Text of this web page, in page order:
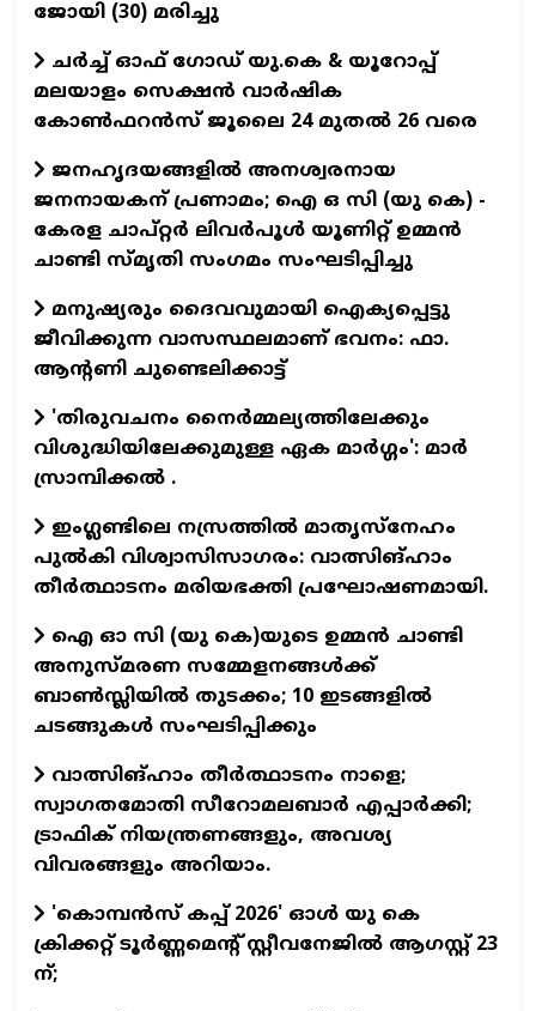
ജോയി (30) മരിച്ചു
ചർച്ച് ഓഫ് ഗോഡ് യു.കെ & യൂറോപ്പ്
മലയാളം സെക്ഷൻ വാർഷിക
കോൺഫറൻസ് ജൂലൈ 24 മുതൽ 26 വരെ
ജനഹൃദയങ്ങളില്‍ അനശ്വരനായ
ജനനായകന് പ്രണാമം; ഐ ഒ സി (യു കെ) -
കേരള ചാപ്റ്റര്‍ ലിവര്‍പൂള്‍ യൂണിറ്റ് ഉമ്മന്‍
ചാണ്ടി സ്മൃതി സംഗമം സംഘടിപ്പിച്ചു
മനുഷ്യരും ദൈവവുമായി ഐക്യപ്പെട്ടു
ജീവിക്കുന്ന വാസസ്ഥലമാണ് ഭവനം: ഫാ.
ആന്റണി ചുണ്ടെലിക്കാട്ട്
'തിരുവചനം നൈര്‍മ്മല്യത്തിലേക്കും
വിശുദ്ധിയിലേക്കുമുള്ള ഏക മാര്‍ഗ്ഗം': മാര്‍
സ്രാമ്പിക്കല്‍ .
ഇംഗ്ലണ്ടിലെ നസ്രത്തില്‍ മാതൃസ്‌നേഹം
പുല്‍കി വിശ്വാസിസാഗരം: വാത്സിങ്ഹാം
തീര്‍ത്ഥാടനം മരിയഭക്തി പ്രഘോഷണമായി.
ഐ ഓ സി (യു കെ)യുടെ ഉമ്മന്‍ ചാണ്ടി
അനുസ്മരണ സമ്മേളനങ്ങള്‍ക്ക്
ബാണ്‍സ്ലിയില്‍ തുടക്കം; 10 ഇടങ്ങളില്‍
ചടങ്ങുകള്‍ സംഘടിപ്പിക്കും
വാത്സിങ്ഹാം തീര്‍ത്ഥാടനം നാളെ;
സ്വാഗതമോതി സീറോമലബാര്‍ എപ്പാര്‍ക്കി;
ട്രാഫിക് നിയന്ത്രണങ്ങളും, അവശ്യ
വിവരങ്ങളും അറിയാം.
'കൊമ്പന്‍സ് കപ്പ് 2026' ഓള്‍ യു കെ
ക്രിക്കറ്റ് ടൂര്‍ണ്ണമെന്റ് സ്റ്റീവനേജില്‍ ആഗസ്റ്റ് 23
ന്;